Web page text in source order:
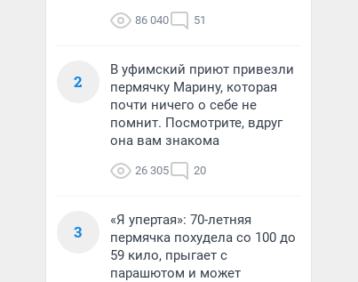
86 040 51
2
В уфимский приют привезли
пермячку Марину, которая
почти ничего о себе не
помнит. Посмотрите, вдруг
она вам знакома
26 305 20
3
«Я упертая»: 70-летняя
пермячка похудела со 100 до
59 кило, прыгает с
парашютом и может